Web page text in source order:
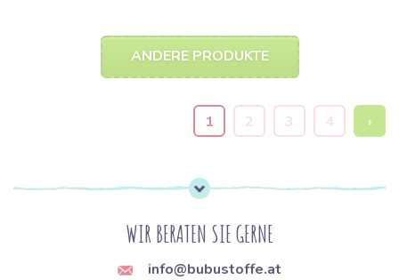
ANDERE PRODUKTE
1 2 3 4 ›
WIR BERATEN SIE GERNE
info@bubustoffe.at